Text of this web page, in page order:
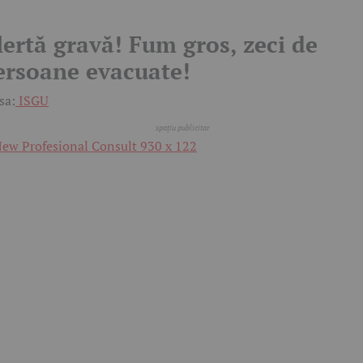
gravă! Fum gros, zeci de
evacuate!
ISGU